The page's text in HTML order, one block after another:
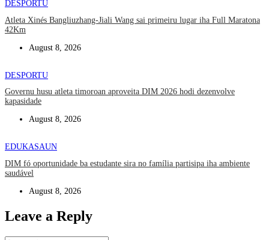
DESPORTU
Atleta Xinés Bangliuzhang-Jiali Wang sai primeiru lugar iha Full Maratona
42Km
August 8, 2026
DESPORTU
Governu husu atleta timoroan aproveita DIM 2026 hodi dezenvolve
kapasidade
August 8, 2026
EDUKASAUN
DIM fó oportunidade ba estudante sira no família partisipa iha ambiente
saudável
August 8, 2026
Leave a Reply